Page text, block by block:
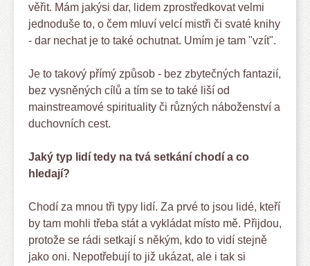
věřit. Mám jakýsi dar, lidem zprostředkovat velmi
jednoduše to, o čem mluví velcí mistři či svaté knihy
- dar nechat je to také ochutnat. Umím je tam "vzít".
Je to takový přímý způsob - bez zbytečných fantazií,
bez vysněných cílů a tím se to také liší od
mainstreamové spirituality či různých náboženství a
duchovních cest.
Jaký typ lidí tedy na tvá setkání chodí a co
hledají?
Chodí za mnou tři typy lidí. Za prvé to jsou lidé, kteří
by tam mohli třeba stát a vykládat místo mě. Přijdou,
protože se rádi setkají s někým, kdo to vidí stejně
jako oni. Nepotřebují to již ukázat, ale i tak si